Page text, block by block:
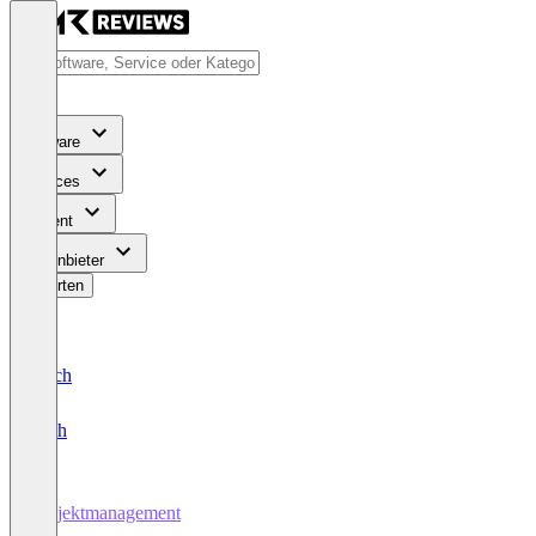
Software
Services
Content
Für Anbieter
Bewerten
Deutsch
English
Projektmanagement